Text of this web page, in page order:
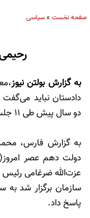
صفحه نخست »سیاسی
رحیمی: 55 ساعت
به گزارشبولتن نیوز
دادستان نباید
دو سال پیش طی ۱۱ جلسه و ۵۵ ساعت مورد بازجویی قرار گرفتم.
به گزارش فارس،
دولت دهم عصر
عزت‌الله ضرغامی
سازمان برگزار شد به
پاسخ داد.